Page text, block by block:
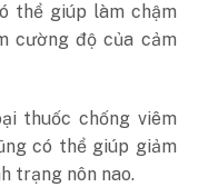
thể giúp làm chậm
cường độ của cảm
thuốc chống viêm
có thể giúp giảm
trạng nôn nao.